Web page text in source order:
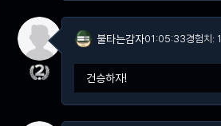
불타는감자01:05:33경험치:
건승하자!